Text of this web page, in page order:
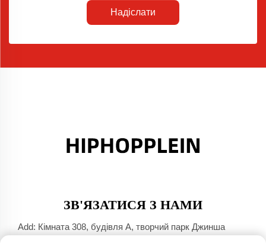
Надіслати
ЗВ'ЯЗАТИСЯ З НАМИ
Add: Кімната 308, будівля А, творчий парк Джинша